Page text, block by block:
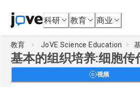
科研 教育 商业
教育 JoVE Science Education
基本的组织培养:细胞传
视频